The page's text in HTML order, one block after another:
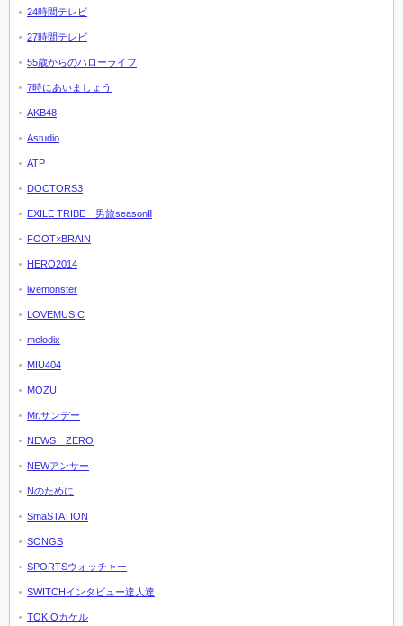
24時間テレビ
27時間テレビ
55歳からのハローライフ
7時にあいましょう
AKB48
Astudio
ATP
DOCTORS3
EXILE TRIBE 男旅seasonⅡ
FOOT×BRAIN
HERO2014
livemonster
LOVEMUSIC
melodix
MIU404
MOZU
Mr.サンデー
NEWS ZERO
NEWアンサー
Nのために
SmaSTATION
SONGS
SPORTSウォッチャー
SWITCHインタビュー達人達
TOKIOカケル